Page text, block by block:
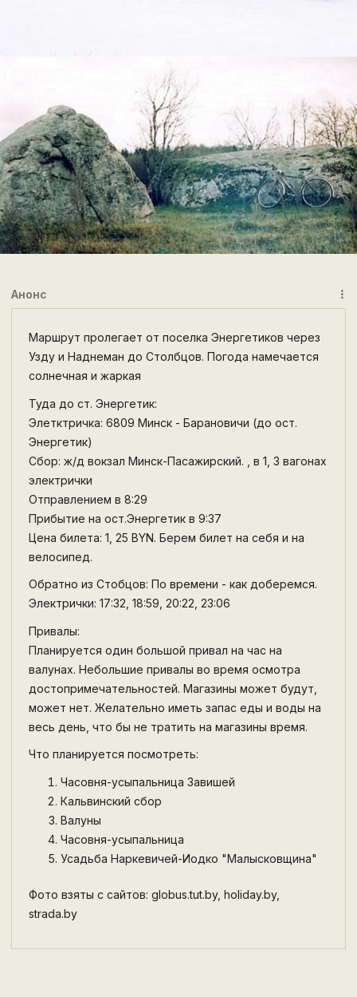
Анонс more_vert
Маршрут пролегает от поселка Энергетиков через
Узду и Наднеман до Столбцов. Погода намечается
солнечная и жаркая
Туда до ст. Энергетик:
Элетктричка: 6809 Минск - Барановичи (до ост.
Энергетик)
Сбор: ж/д вокзал Минск-Пасажирский. , в 1, 3 вагонах
электрички
Отправлением в 8:29
Прибытие на ост.Энергетик в 9:37
Цена билета: 1, 25 BYN. Берем билет на себя и на
велосипед.
Обратно из Стобцов: По времени - как доберемся.
Электрички: 17:32, 18:59, 20:22, 23:06
Привалы:
Планируется один большой привал на час на
валунах. Небольшие привалы во время осмотра
достопримечательностей. Магазины может будут,
может нет. Желательно иметь запас еды и воды на
весь день, что бы не тратить на магазины время.
Что планируется посмотреть:
Часовня-усыпальница Завишей
Кальвинский сбор
Валуны
Часовня-усыпальница
Усадьба Наркевичей-Иодко "Малысковщина"
Фото взяты с сайтов: globus.tut.by, holiday.by,
strada.by